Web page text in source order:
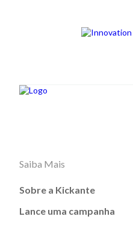
Saiba Mais
Sobre a Kickante
Lance uma campanha